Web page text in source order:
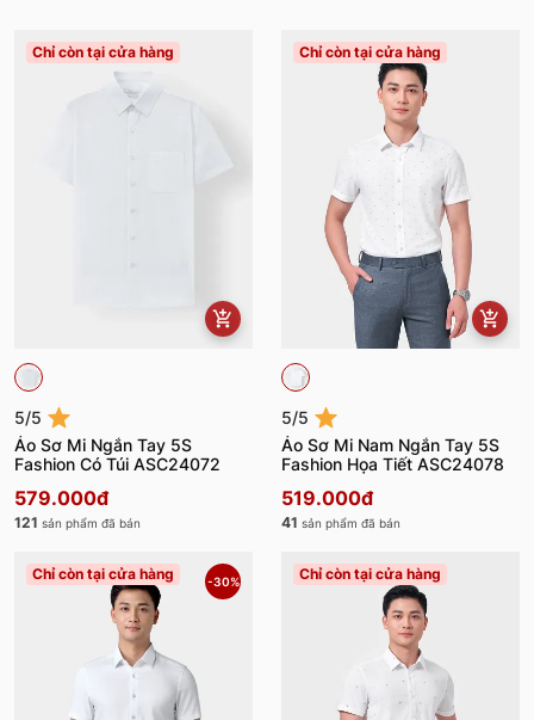
Chỉ còn tại cửa hàng
5/5
Áo Sơ Mi Ngắn Tay 5S
Fashion Có Túi ASC24072
579.000đ
121 sản phẩm đã bán
Chỉ còn tại cửa hàng
5/5
Áo Sơ Mi Nam Ngắn Tay 5S
Fashion Họa Tiết ASC24078
519.000đ
41 sản phẩm đã bán
Chỉ còn tại cửa hàng -30% Chỉ còn tại cửa hàng